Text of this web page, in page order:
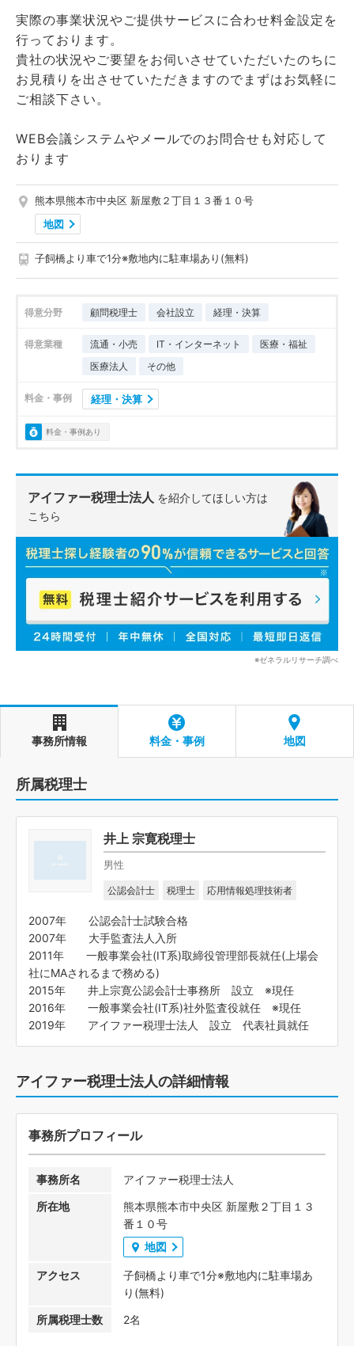
実際の事業状況やご提供サービスに合わせ料金設定を
行っております。
貴社の状況やご要望をお伺いさせていただいたのちに
お見積りを出させていただきますのでまずはお気軽に
ご相談下さい。
WEB会議システムやメールでのお問合せも対応して
おります
熊本県熊本市中央区 新屋敷２丁目１３番１０号
地図
子飼橋より車で1分※敷地内に駐車場あり(無料)
得意分野 顧問税理士 会社設立 経理・決算
得意業種 流通・小売 IT・インターネット
医療・福祉
医療法人
その他
料金・事例 経理・決算
料金・事例あり
アイファー税理士法人 を紹介してほしい方は
こちら
※ゼネラルリサーチ調べ
事務所情報 料金・事例 地図
所属税理士
井上 宗寛税理士
男性
公認会計士 税理士 応用情報処理技術者
2007年 公認会計士試験合格
2007年 大手監査法人入所
2011年 一般事業会社(IT系)取締役管理部長就任(上場会
社にMAされるまで務める)
2015年 井上宗寛公認会計士事務所 設立 ※現任
2016年 一般事業会社(IT系)社外監査役就任 ※現任
2019年 アイファー税理士法人 設立 代表社員就任
アイファー税理士法人の詳細情報
事務所プロフィール
事務所名
アイファー税理士法人
所在地
熊本県熊本市中央区 新屋敷２丁目１３
番１０号
地図
アクセス
子飼橋より車で1分※敷地内に駐車場あ
り(無料)
所属税理士数
2名